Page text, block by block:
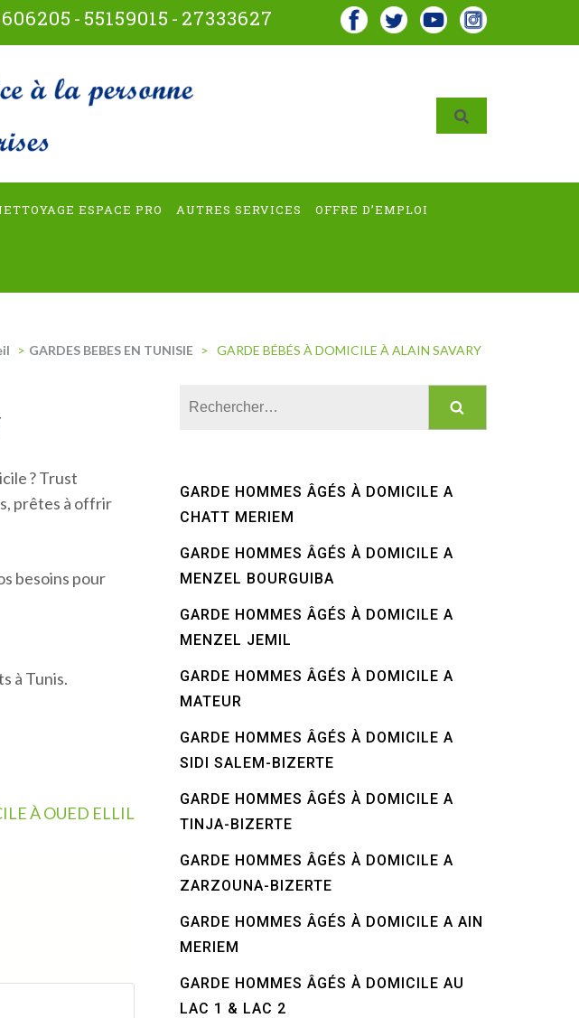
- 55159015 - 27333627
ESPACE PRO AUTRES SERVICES OFFRE D’EMPLOI
> GARDES BEBES EN TUNISIE > GARDE BÉBÉS À DOMICILE À ALAIN SAVARY
? Trust
prêtes à offrir
besoins pour
à Tunis.
À OUED ELLIL
Rechercher :
GARDE HOMMES ÂGÉS À DOMICILE A
CHATT MERIEM
GARDE HOMMES ÂGÉS À DOMICILE A
MENZEL BOURGUIBA
GARDE HOMMES ÂGÉS À DOMICILE A
MENZEL JEMIL
GARDE HOMMES ÂGÉS À DOMICILE A
MATEUR
GARDE HOMMES ÂGÉS À DOMICILE A
SIDI SALEM-BIZERTE
GARDE HOMMES ÂGÉS À DOMICILE A
TINJA-BIZERTE
GARDE HOMMES ÂGÉS À DOMICILE A
ZARZOUNA-BIZERTE
GARDE HOMMES ÂGÉS À DOMICILE A AIN
MERIEM
GARDE HOMMES ÂGÉS À DOMICILE AU
LAC 1 & LAC 2